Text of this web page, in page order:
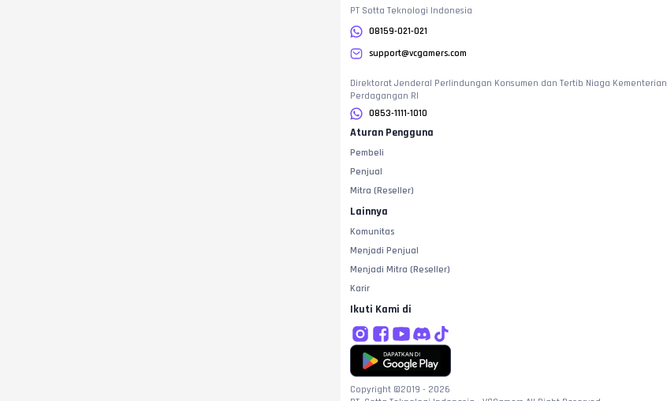
PT Sotta Teknologi Indonesia
08159-021-021
support@vcgamers.com
Direktorat Jenderal Perlindungan Konsumen dan Tertib Niaga Kementerian
Perdagangan RI
0853-1111-1010
Aturan Pengguna
Pembeli
Penjual
Mitra (Reseller)
Lainnya
Komunitas
Menjadi Penjual
Menjadi Mitra (Reseller)
Karir
Ikuti Kami di
Copyright ©2019 - 2026